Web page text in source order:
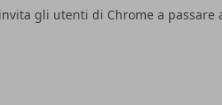
gli utenti di Chrome a passare